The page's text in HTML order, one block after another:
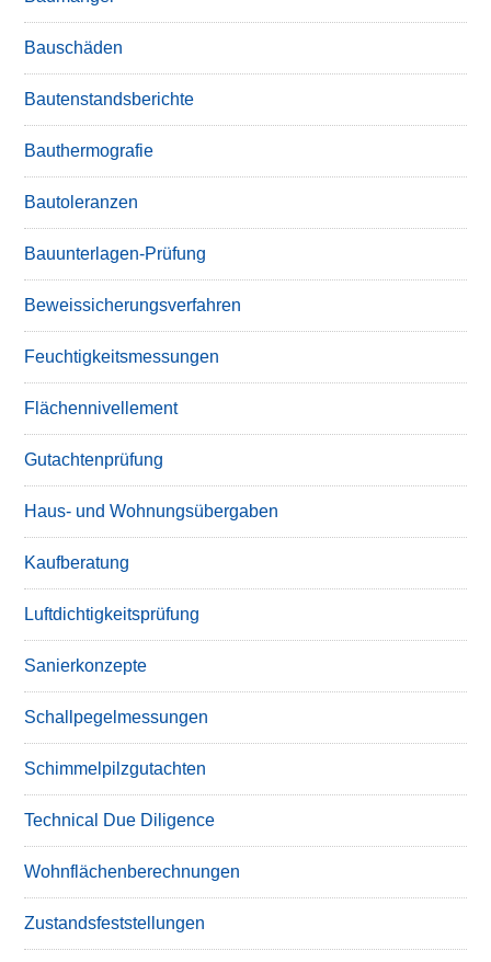
Bauschäden
Bautenstandsberichte
Bauthermografie
Bautoleranzen
Bauunterlagen-Prüfung
Beweissicherungsverfahren
Feuchtigkeitsmessungen
Flächennivellement
Gutachtenprüfung
Haus- und Wohnungsübergaben
Kaufberatung
Luftdichtigkeitsprüfung
Sanierkonzepte
Schallpegelmessungen
Schimmelpilzgutachten
Technical Due Diligence
Wohnflächenberechnungen
Zustandsfeststellungen